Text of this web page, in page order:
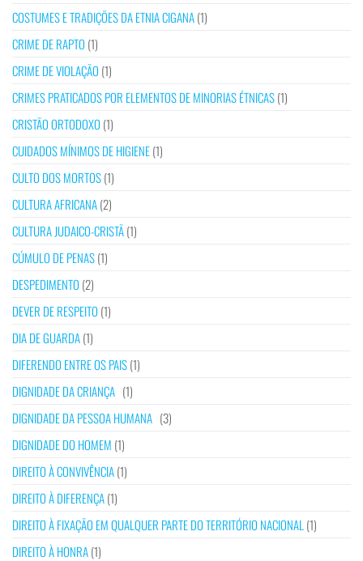
COSTUMES E TRADIÇÕES DA ETNIA CIGANA(1)
CRIME DE RAPTO (1)
CRIME DE VIOLAÇÃO (1)
CRIMES PRATICADOS POR ELEMENTOS DE MINORIAS ÉTNICAS(1)
CRISTÃO ORTODOXO (1)
CUIDADOS MÍNIMOS DE HIGIENE(1)
CULTO DOS MORTOS(1)
CULTURA AFRICANA(2)
CULTURA JUDAICO-CRISTÃ(1)
CÚMULO DE PENAS(1)
DESPEDIMENTO (2)
DEVER DE RESPEITO (1)
DIA DE GUARDA(1)
DIFERENDO ENTRE OS PAIS(1)
DIGNIDADE DA CRIANÇA (1)
DIGNIDADE DA PESSOA HUMANA (3)
DIGNIDADE DO HOMEM (1)
DIREITO À CONVIVÊNCIA(1)
DIREITO À DIFERENÇA(1)
DIREITO À FIXAÇÃO EM QUALQUER PARTE DO TERRITÓRIO NACIONAL (1)
DIREITO À HONRA(1)